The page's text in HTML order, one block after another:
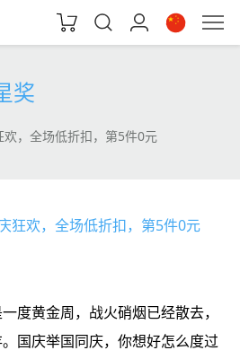
奖
，全场低折扣，第5件0元
狂欢，全场低折扣，第5件0元
度黄金周，战火硝烟已经散去，
国庆举国同庆，你想好怎么度过